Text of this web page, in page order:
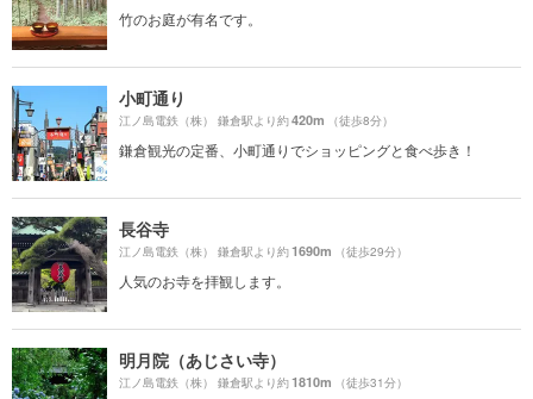
竹のお庭が有名です。
小町通り
江ノ島電鉄（株） 鎌倉駅より約420m （徒歩8分）
鎌倉観光の定番、小町通りでショッピングと食べ歩き！
長谷寺
江ノ島電鉄（株） 鎌倉駅より約1690m （徒歩29分）
人気のお寺を拝観します。
明月院（あじさい寺）
江ノ島電鉄（株） 鎌倉駅より約1810m （徒歩31分）